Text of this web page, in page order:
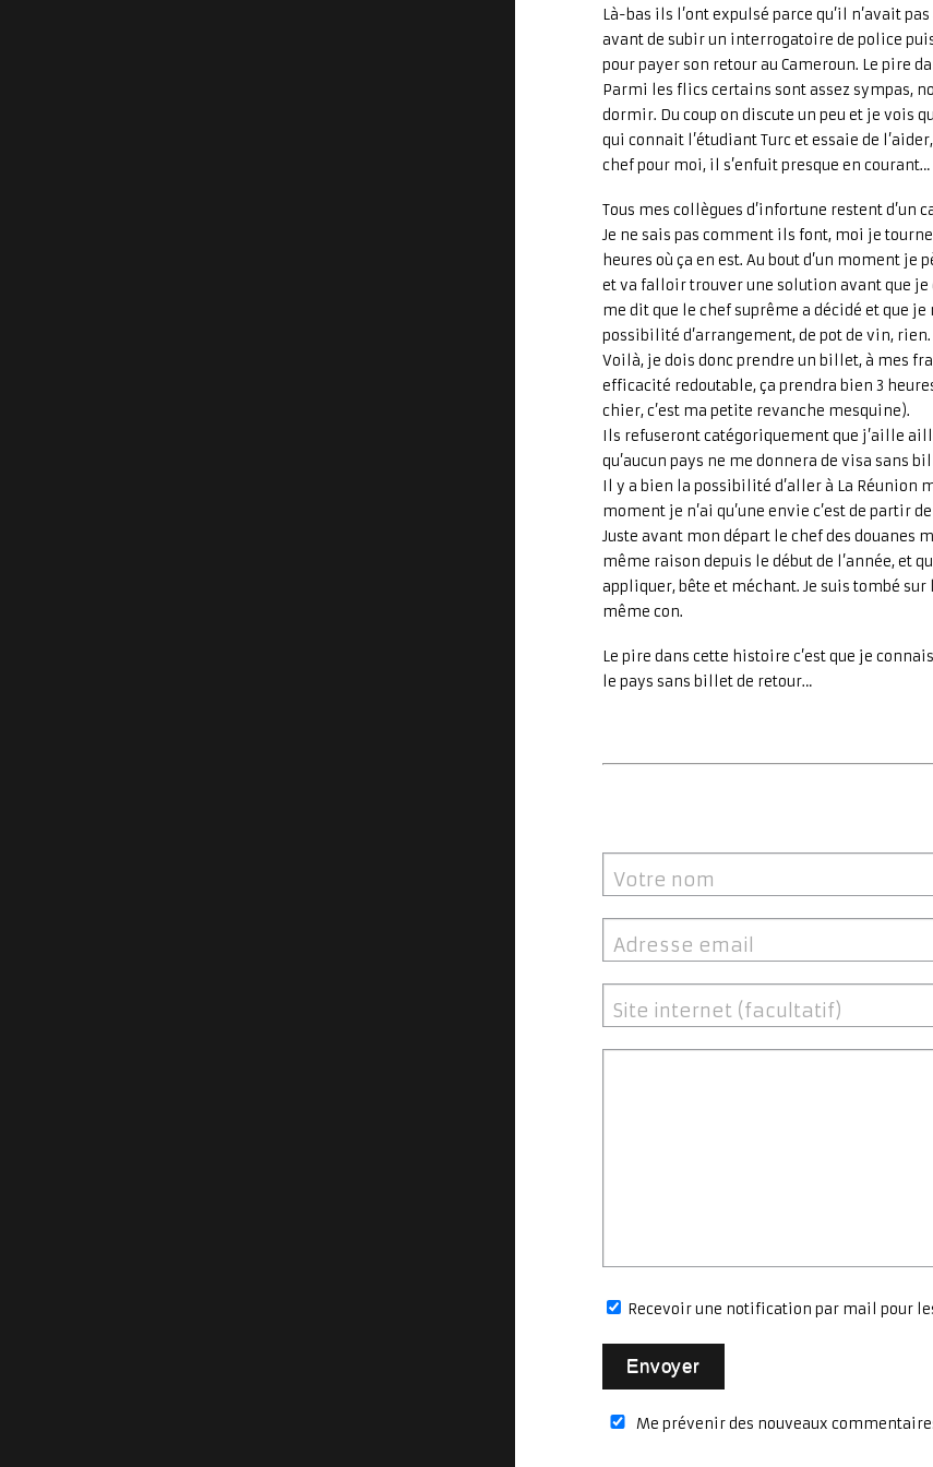
Là-bas ils l’ont expulsé parce qu’il n’avait
avant de subir un interrogatoire de police
pour payer son retour au Cameroun. Le pire
Parmi les flics certains sont assez sympas,
dormir. Du coup on discute un peu et je vois
qui connait l’étudiant Turc et essaie de
chef pour moi, il s’enfuit presque en courant…
Tous mes collègues d’infortune restent
Je ne sais pas comment ils font, moi je
heures où ça en est. Au bout d’un moment je
et va falloir trouver une solution avant que je
me dit que le chef suprême a décidé et que
possibilité d’arrangement, de pot de vin, rien.
Voilà, je dois donc prendre un billet, à mes
efficacité redoutable, ça prendra bien 3
chier, c’est ma petite revanche mesquine).
Ils refuseront catégoriquement que j’aille
qu’aucun pays ne me donnera de visa sans
Il y a bien la possibilité d’aller à La Réunion
moment je n’ai qu’une envie c’est de partir
Juste avant mon départ le chef des douanes
même raison depuis le début de l’année, et
appliquer, bête et méchant. Je suis tombé sur
même con.
Le pire dans cette histoire c’est que je
le pays sans billet de retour…
Votre nom
Adresse email
Site internet (facultatif)
Recevoir une notification par mail pour
Me prévenir des nouveaux